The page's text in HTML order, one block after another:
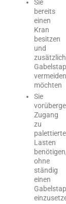
Sie
bereits
einen
Kran
besitzen
und
vermeiden
möchten
Sie
Zugang
zu
Lasten
benötigen,
ohne
ständig
einen